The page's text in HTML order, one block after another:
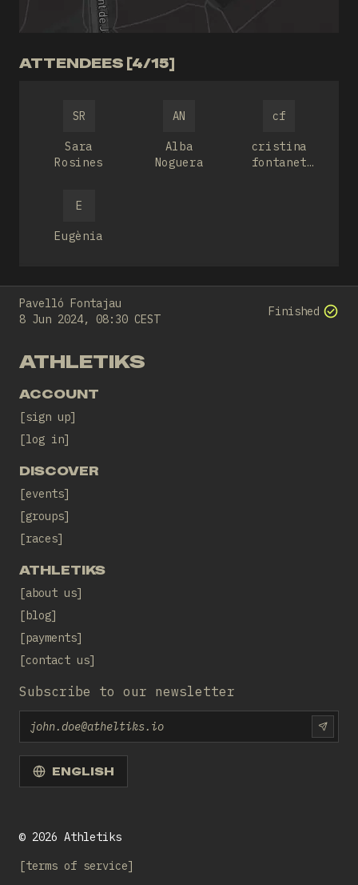
ATTENDEES [4/15]
SR
Sara
Rosines
AN
Alba
Noguera
cf
cristina
fontanet
E
Eugènia
Pavelló Fontajau
8 Jun 2024, 08:30 CEST
Finished
ATHLETIKS
ACCOUNT
sign up
log in
DISCOVER
events
groups
races
ATHLETIKS
about us
blog
payments
contact us
Subscribe to our newsletter
Email
ENGLISH
© 2026 Athletiks
terms of service